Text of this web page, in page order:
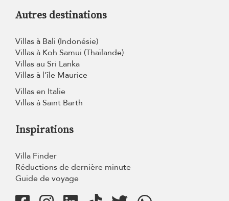
Autres destinations
Villas à Bali (Indonésie)
Villas à Koh Samui (Thaïlande)
Villas au Sri Lanka
Villas à l'île Maurice
Villas en Italie
Villas à Saint Barth
Inspirations
Villa Finder
Réductions de dernière minute
Guide de voyage